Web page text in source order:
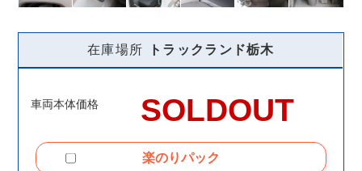
在庫場所 トラックランド栃木
車両本体価格 SOLDOUT
楽のりパック